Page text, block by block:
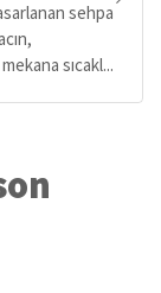
sehpa
sıcakl...